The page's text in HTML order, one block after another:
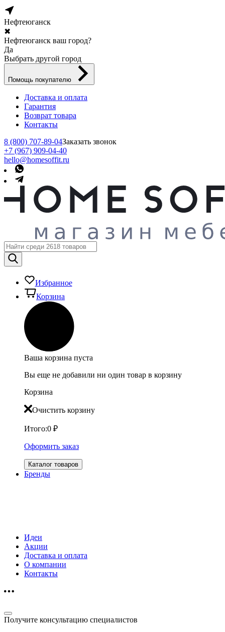
Нефтеюганск
✖
Нефтеюганск ваш город?
Да
Выбрать другой город
Помощь покупателю
Доставка и оплата
Гарантия
Возврат товара
Контакты
8 (800) 707-89-04Заказать звонок
+7 (967) 909-04-40
hello@homesoffit.ru
Избранное
Корзина
Ваша корзина пуста
Вы еще не добавили ни один товар в корзину
Корзина
Очистить корзину
Итого:0 ₽
Оформить заказ
Каталог товаров
Бренды
Идеи
Акции
Доставка и оплата
О компании
Контакты
Получите консультацию специалистов